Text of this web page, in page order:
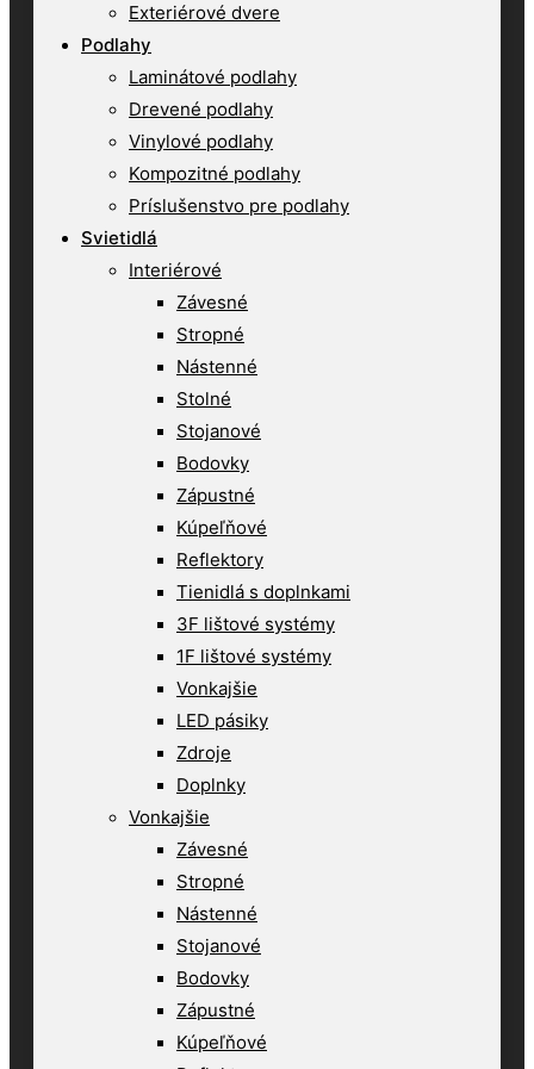
Exteriérové dvere
Podlahy
Laminátové podlahy
Drevené podlahy
Vinylové podlahy
Kompozitné podlahy
Príslušenstvo pre podlahy
Svietidlá
Interiérové
Závesné
Stropné
Nástenné
Stolné
Stojanové
Bodovky
Zápustné
Kúpeľňové
Reflektory
Tienidlá s doplnkami
3F lištové systémy
1F lištové systémy
Vonkajšie
LED pásiky
Zdroje
Doplnky
Vonkajšie
Závesné
Stropné
Nástenné
Stojanové
Bodovky
Zápustné
Kúpeľňové